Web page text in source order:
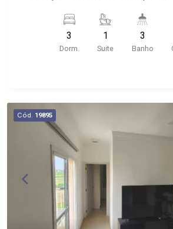
Caruso Imports
3
Dorm.
1
Suite
3
Banho
Cód. 19895